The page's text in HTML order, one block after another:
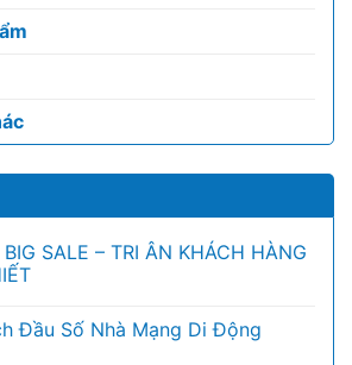
SALE – TRI ÂN KHÁCH HÀNG
Đầu Số Nhà Mạng Di Động